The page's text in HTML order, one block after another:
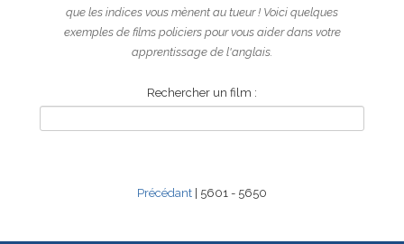
que les indices vous mènent au tueur ! Voici quelques
exemples de films policiers pour vous aider dans votre
apprentissage de l'anglais.
Rechercher un film :
Précédant | 5601 - 5650